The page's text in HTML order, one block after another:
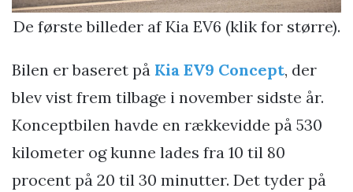
De første billeder af Kia EV6 (klik for større).
Bilen er baseret på Kia EV9 Concept, der
blev vist frem tilbage i november sidste år.
Konceptbilen havde en rækkevidde på 530
kilometer og kunne lades fra 10 til 80
procent på 20 til 30 minutter. Det tyder på